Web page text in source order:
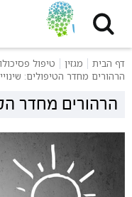
דף הבית מגזין
טיפול
הרהורים מחדר הטיפולים:
הרהורים מחדר